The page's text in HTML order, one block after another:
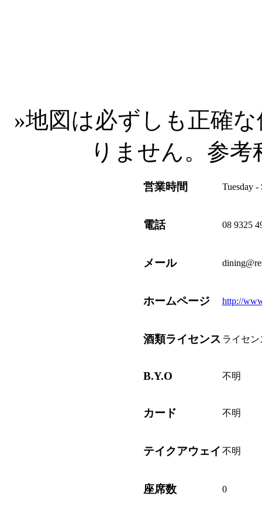
»地図は必ずしも正確
りません。参
営業時間 Tuesday -
電話 08 9325
メール
ホームページ http://
酒類ライセンス ライセン
B.Y.O 不明
カード 不明
テイクアウェイ 不明
座席数 0